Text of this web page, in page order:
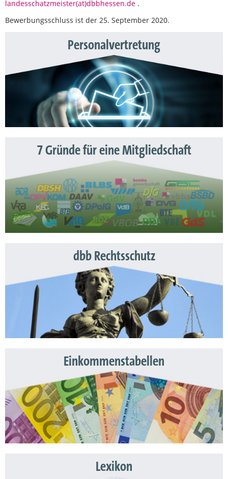
landesschatzmeister(at)dbbhessen.de .
Bewerbungsschluss ist der 25. September 2020.
Personalvertretung
7 Gründe für eine Mitgliedschaft
dbb Rechtsschutz
Einkommenstabellen
Lexikon